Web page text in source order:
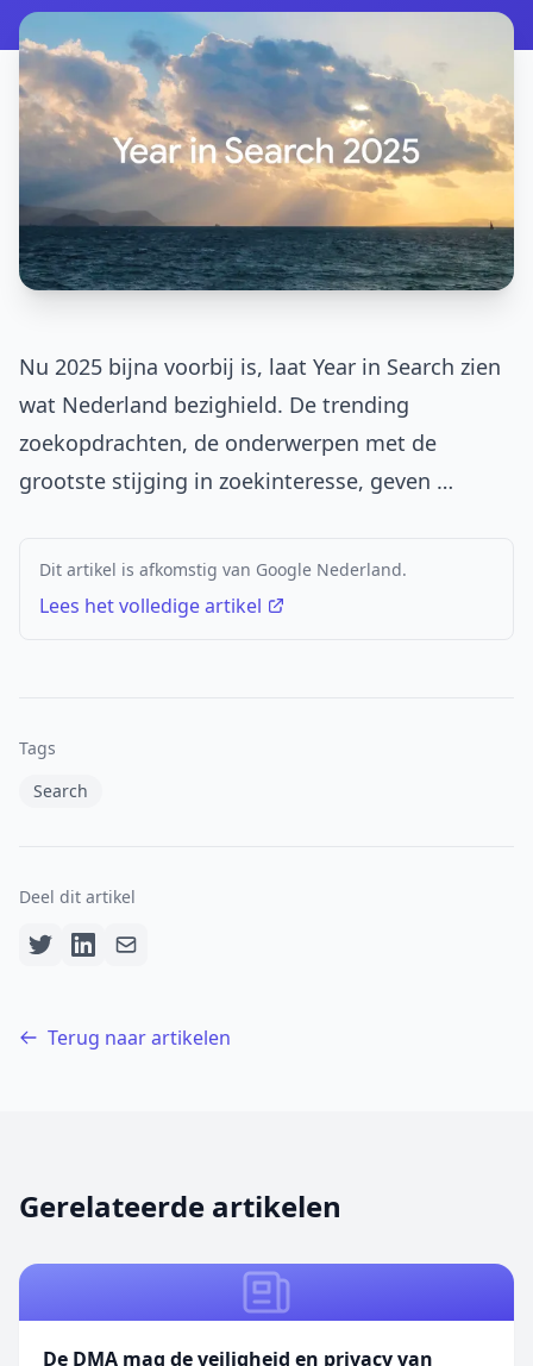
Nu 2025 bijna voorbij is, laat Year in Search zien
wat Nederland bezighield. De trending
zoekopdrachten, de onderwerpen met de
grootste stijging in zoekinteresse, geven …
Dit artikel is afkomstig van Google Nederland.
Lees het volledige artikel
Tags
Search
Deel dit artikel
Terug naar artikelen
Gerelateerde artikelen
De DMA mag de veiligheid en privacy van